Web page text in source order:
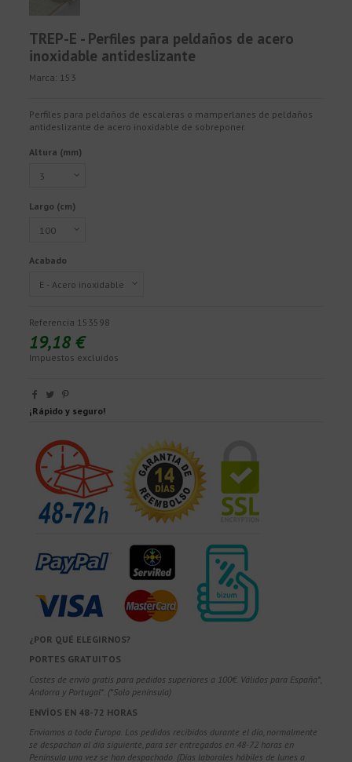
TREP-E - Perfiles para peldaños de acero
inoxidable antideslizante
Marca: 153
Perfiles para peldaños de escaleras o mamperlanes de peldaños
antideslizante de acero inoxidable de sobreponer.
Altura (mm)
Largo (cm)
Acabado
Referencia 153598
19,18 €
Impuestos excluidos
¡Rápido y seguro!
¿POR QUÉ ELEGIRNOS?
PORTES GRATUITOS
Costes de envío gratis para pedidos superiores a 100€. Válidos para España*,
Andorra y Portugal*. (*Solo península)
ENVÍOS EN 48-72 HORAS
Enviamos a toda Europa. Los pedidos recibidos durante el día, normalmente
se despachan al día siguiente, para ser entregados en 48-72 horas en
Península una vez se han despachado. (Días laborales hábiles de lunes a